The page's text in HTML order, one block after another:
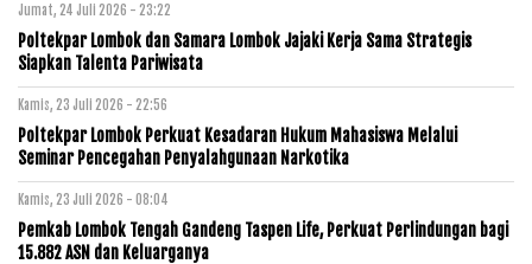
Jumat, 24 Juli 2026 - 23:22
Poltekpar Lombok dan Samara Lombok Jajaki Kerja Sama Strategis
Siapkan Talenta Pariwisata
Kamis, 23 Juli 2026 - 22:56
Poltekpar Lombok Perkuat Kesadaran Hukum Mahasiswa Melalui
Seminar Pencegahan Penyalahgunaan Narkotika
Kamis, 23 Juli 2026 - 08:04
Pemkab Lombok Tengah Gandeng Taspen Life, Perkuat Perlindungan bagi
15.882 ASN dan Keluarganya